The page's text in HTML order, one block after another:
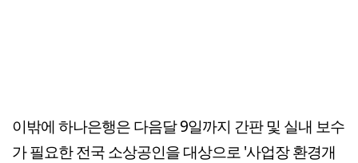
이밖에 하나은행은 다음달 9일까지 간판 및 실내 보수
가 필요한 전국 소상공인을 대상으로 '사업장 환경개